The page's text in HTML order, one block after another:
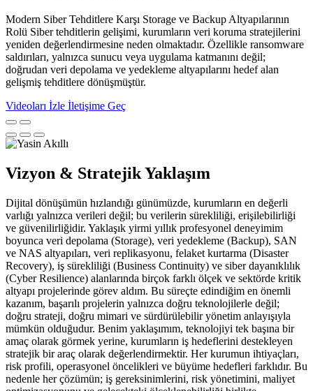
Modern Siber Tehditlere Karşı Storage ve Backup Altyapılarının
Rolü Siber tehditlerin gelişimi, kurumların veri koruma stratejilerini
yeniden değerlendirmesine neden olmaktadır. Özellikle ransomware
saldırıları, yalnızca sunucu veya uygulama katmanını değil;
doğrudan veri depolama ve yedekleme altyapılarını hedef alan
gelişmiş tehditlere dönüşmüştür.
Videoları İzle İletişime Geç
Vizyon & Stratejik Yaklaşım
Dijital dönüşümün hızlandığı günümüzde, kurumların en değerli
varlığı yalnızca verileri değil; bu verilerin sürekliliği, erişilebilirliği
ve güvenilirliğidir. Yaklaşık yirmi yıllık profesyonel deneyimim
boyunca veri depolama (Storage), veri yedekleme (Backup), SAN
ve NAS altyapıları, veri replikasyonu, felaket kurtarma (Disaster
Recovery), iş sürekliliği (Business Continuity) ve siber dayanıklılık
(Cyber Resilience) alanlarında birçok farklı ölçek ve sektörde kritik
altyapı projelerinde görev aldım. Bu süreçte edindiğim en önemli
kazanım, başarılı projelerin yalnızca doğru teknolojilerle değil;
doğru strateji, doğru mimari ve sürdürülebilir yönetim anlayışıyla
mümkün olduğudur. Benim yaklaşımım, teknolojiyi tek başına bir
amaç olarak görmek yerine, kurumların iş hedeflerini destekleyen
stratejik bir araç olarak değerlendirmektir. Her kurumun ihtiyaçları,
risk profili, operasyonel öncelikleri ve büyüme hedefleri farklıdır. Bu
nedenle her çözümün; iş gereksinimlerini, risk yönetimini, maliyet